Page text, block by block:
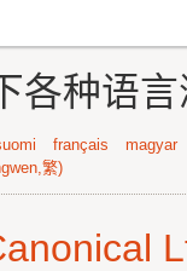
各种语
français
magyar
繁)